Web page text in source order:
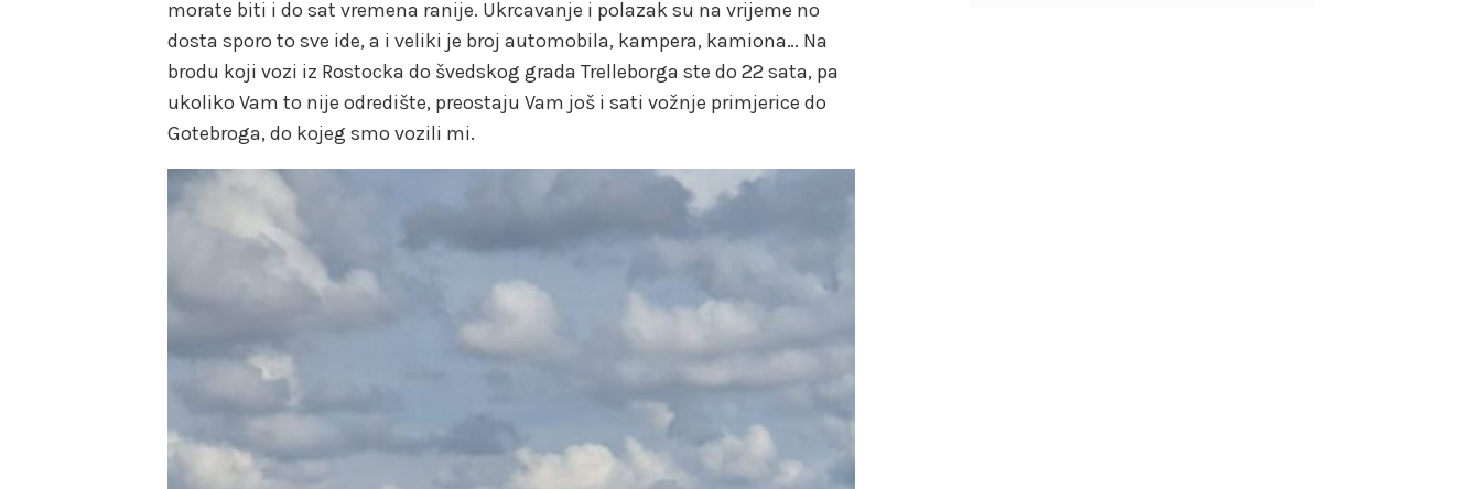
morate biti i do sat vremena ranije. Ukrcavanje i polazak su na vrijeme no
dosta sporo to sve ide, a i veliki je broj automobila, kampera, kamiona… Na
brodu koji vozi iz Rostocka do švedskog grada Trelleborga ste do 22 sata, pa
ukoliko Vam to nije odredište, preostaju Vam još i sati vožnje primjerice do
Gotebroga, do kojeg smo vozili mi.